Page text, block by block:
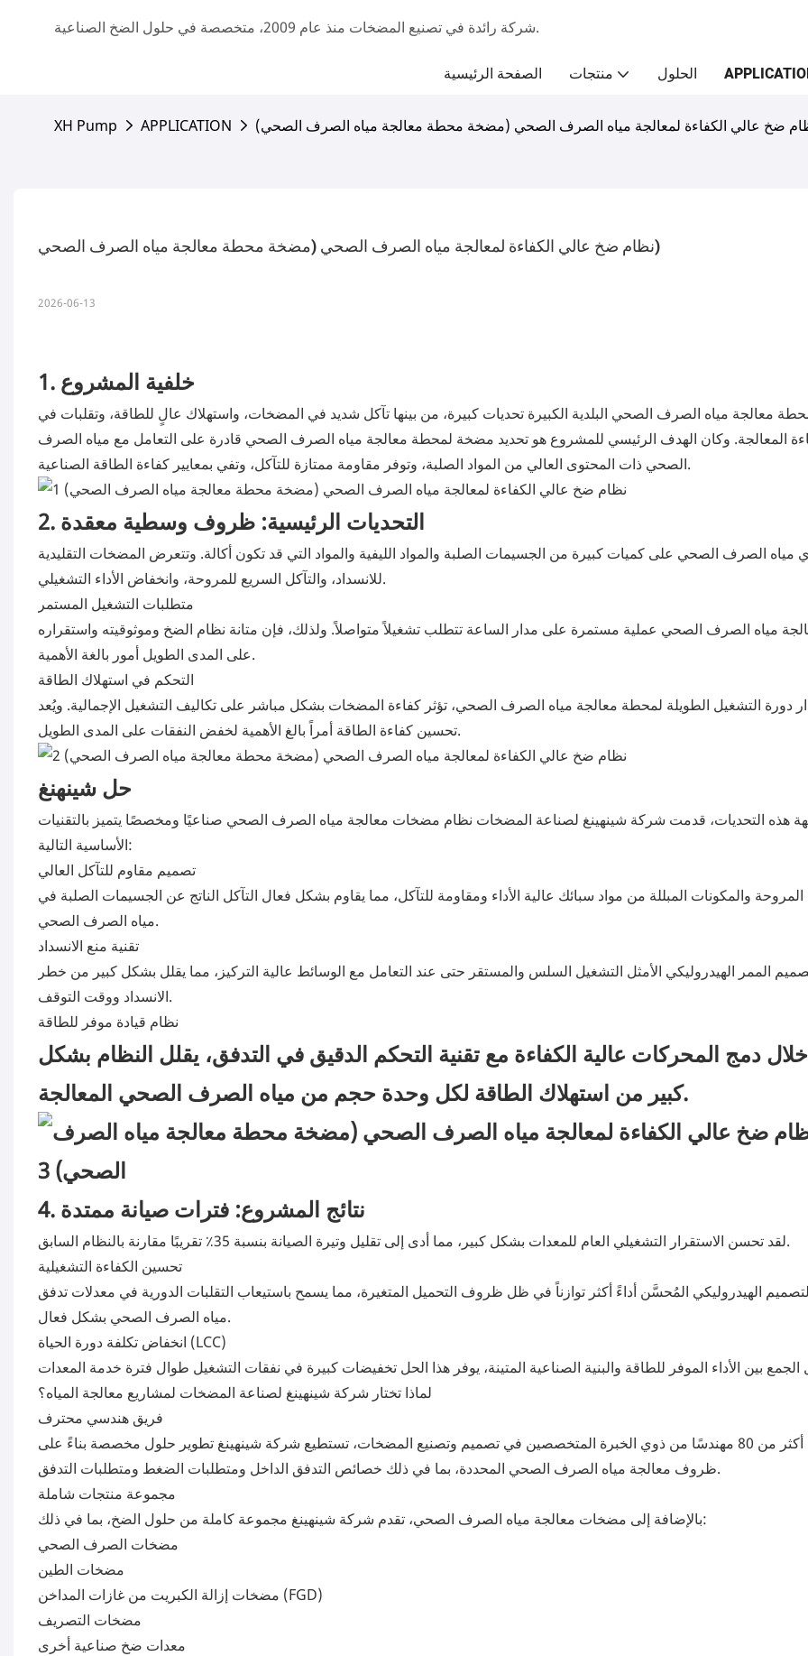
شركة رائدة في تصنيع المضخات منذ عام 2009، متخصصة في حلول الضخ الصناعية.
الصفحة الرئيسية منتجات الحلول
XH Pump APPLICATION ضخ عالي الكفاءة لمعالجة مياه الصرف الصحي (مضخة محطة معالجة مياه الصرف الصحي)
نظام ضخ عالي الكفاءة لمعالجة مياه الصرف الصحي (مضخة محطة معالجة مياه الصرف الصحي)
2026-06-13
1. خلفية المشروع
معالجة مياه الصرف الصحي البلدية الكبيرة تحديات كبيرة، من بينها تآكل شديد في المضخات، واستهلاك عالٍ للطاقة، وتقلبات في
المعالجة. وكان الهدف الرئيسي للمشروع هو تحديد مضخة لمحطة معالجة مياه الصرف الصحي قادرة على التعامل مع مياه الصرف
الصحي ذات المحتوى العالي من المواد الصلبة، وتوفر مقاومة ممتازة للتآكل، وتفي بمعايير كفاءة الطاقة الصناعية.
2. التحديات الرئيسية: ظروف وسطية معقدة
مياه الصرف الصحي على كميات كبيرة من الجسيمات الصلبة والمواد الليفية والمواد التي قد تكون أكالة. وتتعرض المضخات التقليدية
للانسداد، والتآكل السريع للمروحة، وانخفاض الأداء التشغيلي.
متطلبات التشغيل المستمر
مياه الصرف الصحي عملية مستمرة على مدار الساعة تتطلب تشغيلاً متواصلاً. ولذلك، فإن متانة نظام الضخ وموثوقيته واستقراره
على المدى الطويل أمور بالغة الأهمية.
التحكم في استهلاك الطاقة
دورة التشغيل الطويلة لمحطة معالجة مياه الصرف الصحي، تؤثر كفاءة المضخات بشكل مباشر على تكاليف التشغيل الإجمالية. ويُعد
تحسين كفاءة الطاقة أمراً بالغ الأهمية لخفض النفقات على المدى الطويل.
حل شينهنغ
هذه التحديات، قدمت شركة شينهينغ لصناعة المضخات نظام مضخات معالجة مياه الصرف الصحي صناعيًا ومخصصًا يتميز بالتقنيات
الأساسية التالية:
تصميم مقاوم للتآكل العالي
والمكونات المبللة من مواد سبائك عالية الأداء ومقاومة للتآكل، مما يقاوم بشكل فعال التآكل الناتج عن الجسيمات الصلبة في
مياه الصرف الصحي.
تقنية منع الانسداد
الممر الهيدروليكي الأمثل التشغيل السلس والمستقر حتى عند التعامل مع الوسائط عالية التركيز، مما يقلل بشكل كبير من خطر
الانسداد ووقت التوقف.
نظام قيادة موفر للطاقة
دمج المحركات عالية الكفاءة مع تقنية التحكم الدقيق في التدفق، يقلل النظام بشكل
كبير من استهلاك الطاقة لكل وحدة حجم من مياه الصرف الصحي المعالجة.
4. نتائج المشروع: فترات صيانة ممتدة
لقد تحسن الاستقرار التشغيلي العام للمعدات بشكل كبير، مما أدى إلى تقليل وتيرة الصيانة بنسبة 35٪ تقريبًا مقارنة بالنظام السابق.
تحسين الكفاءة التشغيلية
الهيدروليكي المُحسَّن أداءً أكثر توازناً في ظل ظروف التحميل المتغيرة، مما يسمح باستيعاب التقلبات الدورية في معدلات تدفق
مياه الصرف الصحي بشكل فعال.
انخفاض تكلفة دورة الحياة (LCC)
لماذا تختار شركة شينهينغ لصناعة المضخات لمشاريع معالجة المياه؟
فريق هندسي محترف
بفضل أكثر من 80 مهندسًا من ذوي الخبرة المتخصصين في تصميم وتصنيع المضخات، تستطيع شركة شينهينغ تطوير حلول مخصصة بناءً على
ظروف معالجة مياه الصرف الصحي المحددة، بما في ذلك خصائص التدفق الداخل ومتطلبات الضغط ومتطلبات التدفق.
مجموعة منتجات شاملة
بالإضافة إلى مضخات معالجة مياه الصرف الصحي، تقدم شركة شينهينغ مجموعة كاملة من حلول الضخ، بما في ذلك:
مضخات الصرف الصحي
مضخات الطين
مضخات إزالة الكبريت من غازات المداخن (FGD)
مضخات التصريف
معدات ضخ صناعية أخرى